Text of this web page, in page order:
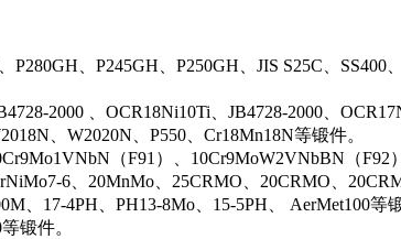
、P245GH、P250GH、JIS S25C、SS400
2000 、OCR18Ni10Ti、JB4728-2000、
、W2020N、P550、Cr18Mn18N等锻件。
（F91）、10Cr9MoW2VNbBN（F92
6、20MnMo、25CRMO、20CRMO、
、17-4PH、PH13-8Mo、15-5PH、 AerMet100等
锻件。